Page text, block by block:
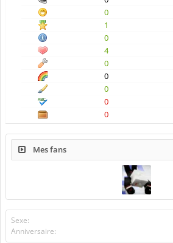
0
1
0
4
0
0
0
0
0
Mes fans
Sexe:
Anniversaire: